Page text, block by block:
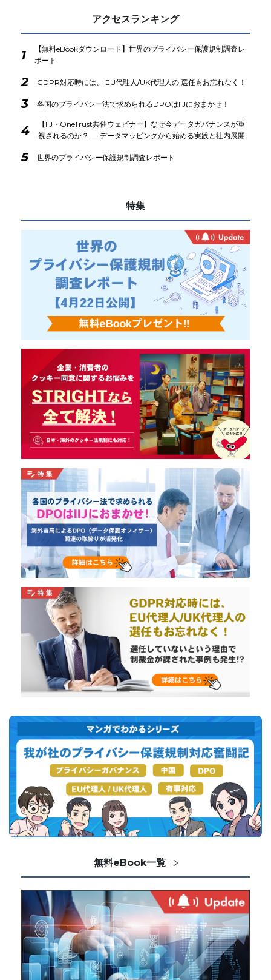
アクセスランキング
1
【無料eBookダウンロード】世界のプライバシー保護規制調査レ
ポート
2 GDPR対応時には、 EU代理人/UK代理人の 選任もお忘れなく！
3 各国のプライバシー法で求められるDPOはIIJにおまかせ！
4
【IIJ・OneTrust共催ウェビナー】なぜ今データガバナンスが重
視されるのか？ ― データマッピングから始める実践と社内展開
5 世界のプライバシー保護規制調査レポート
特集
無料eBook一覧